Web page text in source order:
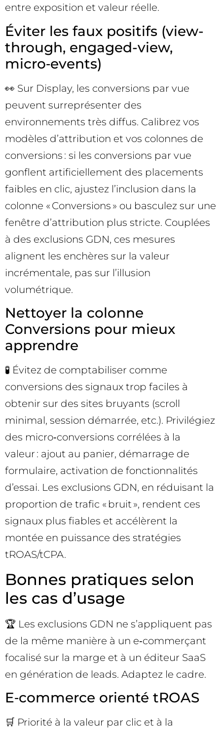
entre exposition et valeur réelle.
Éviter les faux positifs (view-
through, engaged-view,
micro‑events)
👀 Sur Display, les conversions par vue
peuvent surreprésenter des
environnements très diffus. Calibrez vos
modèles d’attribution et vos colonnes de
conversions : si les conversions par vue
gonflent artificiellement des placements
faibles en clic, ajustez l’inclusion dans la
colonne « Conversions » ou basculez sur une
fenêtre d’attribution plus stricte. Couplées
à des exclusions GDN, ces mesures
alignent les enchères sur la valeur
incrémentale, pas sur l’illusion
volumétrique.
Nettoyer la colonne
Conversions pour mieux
apprendre
🧪 Évitez de comptabiliser comme
conversions des signaux trop faciles à
obtenir sur des sites bruyants (scroll
minimal, session démarrée, etc.). Privilégiez
des micro‑conversions corrélées à la
valeur : ajout au panier, démarrage de
formulaire, activation de fonctionnalités
d’essai. Les exclusions GDN, en réduisant la
proportion de trafic « bruit », rendent ces
signaux plus fiables et accélèrent la
montée en puissance des stratégies
tROAS/tCPA.
Bonnes pratiques selon
les cas d’usage
🏆 Les exclusions GDN ne s’appliquent pas
de la même manière à un e‑commerçant
focalisé sur la marge et à un éditeur SaaS
en génération de leads. Adaptez le cadre.
E‑commerce orienté tROAS
🛒 Priorité à la valeur par clic et à la